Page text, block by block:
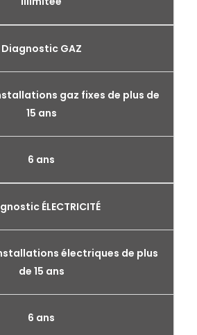
Diagnostic GAZ
gaz fixes de plus de
15 ans
6 ans
ÉLECTRICITÉ
électriques de plus
de 15 ans
6 ans